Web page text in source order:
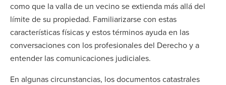
como que la valla de un vecino se extienda más allá del
límite de su propiedad. Familiarizarse con estas
características físicas y estos términos ayuda en las
conversaciones con los profesionales del Derecho y a
entender las comunicaciones judiciales.
En algunas circunstancias, los documentos catastrales